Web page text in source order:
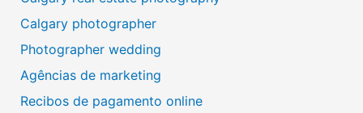
Calgary photographer
Photographer wedding
Agências de marketing
Recibos de pagamento online